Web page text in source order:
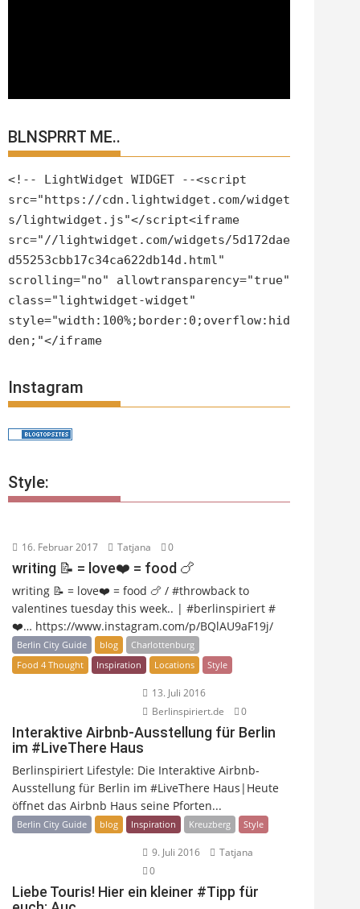
BLNSPRRT ME..
<!-- LightWidget WIDGET --<script
src="https://cdn.lightwidget.com/widget
s/lightwidget.js"</script<iframe
src="//lightwidget.com/widgets/5d172dae
d55253cbb17c34ca622db14d.html"
scrolling="no" allowtransparency="true"
class="lightwidget-widget"
style="width:100%;border:0;overflow:hid
den;"</iframe
Instagram
Style:
16. Februar 2017 Tatjana 0
writing 📝 = love❤️ = food 🍗
writing 📝 = love❤️ = food 🍗 / #throwback to
valentines tuesday this week.. | #berlinspiriert #
❤️… https://www.instagram.com/p/BQlAU9aF19j/
Berlin City Guide blog
Charlottenburg
Food 4 Thought
Inspiration Locations Style
13. Juli 2016
Berlinspiriert.de
0
Interaktive Airbnb-Ausstellung für Berlin
im #LiveThere Haus
Berlinspiriert Lifestyle: Die Interaktive Airbnb-
Ausstellung für Berlin im #LiveThere Haus|Heute
öffnet das Airbnb Haus seine Pforten...
Berlin City Guide blog Inspiration Kreuzberg Style
9. Juli 2016
Tatjana
0
Liebe Touris! Hier ein kleiner #Tipp für